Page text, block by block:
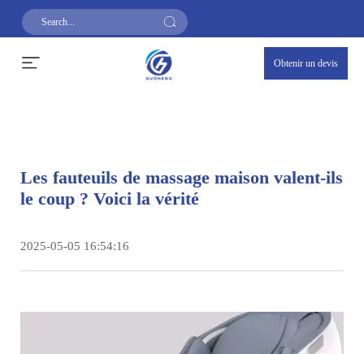
Obtenir un devis
Les fauteuils de massage maison valent-ils
le coup ? Voici la vérité
2025-05-05 16:54:16